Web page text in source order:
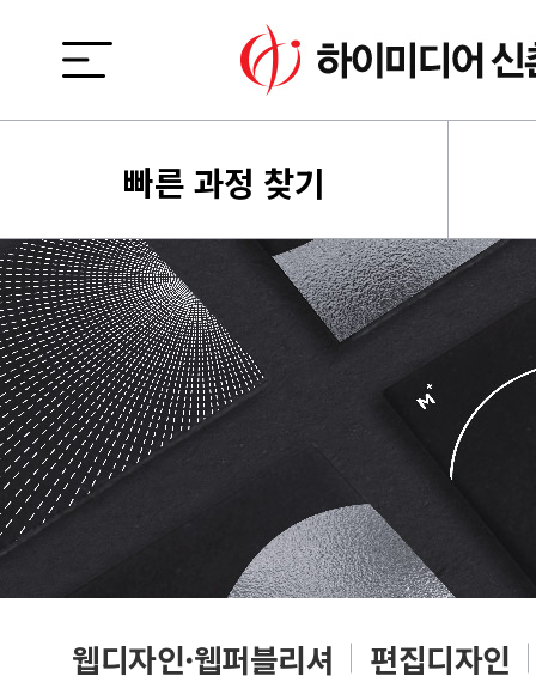
빠른 과정 찾기
웹디자인·웹퍼블리셔 편집디자인